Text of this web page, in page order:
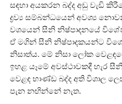
සඳහා අයකරන බද්ද අඩු වැඩි
ද්‍රව්‍ය සම්බන්ධයෙන් අවශ්‍ය
වශයෙන් සීනි නිෂ්පාදනයේ
ඒ මගින් සීනි නිෂ්පාදකයන්ට
නිසාත්ය. මේ නිසා ලෝක
ඉහළ යෑමේ අවස්ථාවකදී හැර
වෙළඳ භාණ්ඩ බද්ද අති විශාල
පැන නඟින්නේ නැත.